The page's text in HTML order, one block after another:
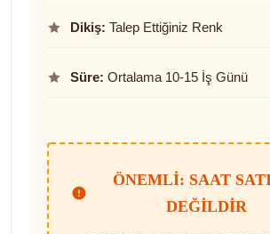
Dikiş: Talep Ettiğiniz Renk
Süre: Ortalama 10-15 İş Günü
ÖNEMLI: SAAT
DEĞILDIR